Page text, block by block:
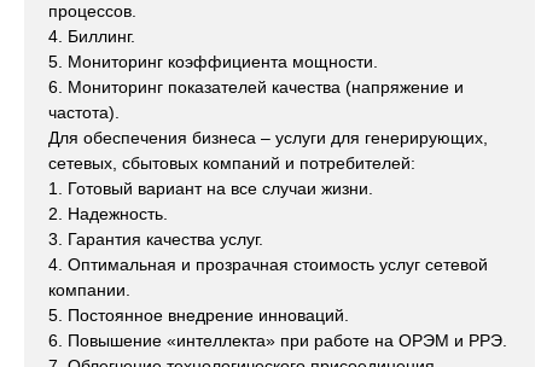
процессов.
4. Биллинг.
5. Мониторинг коэффициента мощности.
6. Мониторинг показателей качества (напряжение и
частота).
Для обеспечения бизнеса – услуги для генерирующих,
сетевых, сбытовых компаний и потребителей:
1. Готовый вариант на все случаи жизни.
2. Надежность.
3. Гарантия качества услуг.
4. Оптимальная и прозрачная стоимость услуг сетевой
компании.
5. Постоянное внедрение инноваций.
6. Повышение «интеллекта» при работе на ОРЭМ и РРЭ.